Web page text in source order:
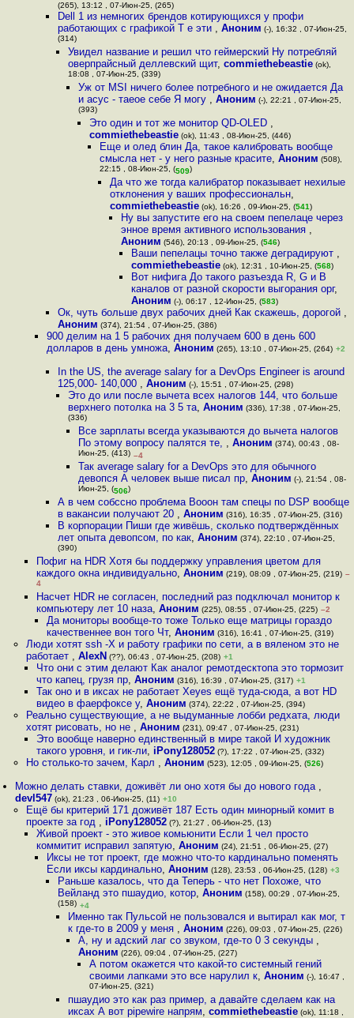
(265), 13:12 , 07-Июн-25, (265)
Dell 1 из немногих брендов котирующихся у профи
работающих с графикой Т е эти , Аноним (-), 16:32 , 07-Июн-25,
(314)
Увидел название и решил что геймерский Ну потребляй
оверпрайсный деллевский щит, commiethebeastie(ok),
18:08 , 07-Июн-25, (339)
Уж от MSI ничего более потребного и не ожидается Да
и асус - таеое себе Я могу ,Аноним (-), 22:21 , 07-Июн-25,
(393)
Это один и тот же монитор QD-OLED ,
commiethebeastie(ok), 11:43 , 08-Июн-25, (446)
Еще и олед блин Да, такое калибровать вообще
смысла нет - у него разные красите, Аноним (508),
22:15 , 08-Июн-25, (509)
Да что же тогда калибратор показывает нехилые
отклонения у ваших профессиональн,
commiethebeastie (ok), 16:26 , 09-Июн-25, (541)
Ну вы запустите его на своем пепелаце через
энное время активного использования ,
Аноним (546), 20:13 , 09-Июн-25, (546)
Ваши пепелацы точно также деградируют ,
commiethebeastie(ok), 12:31 , 10-Июн-25, (568)
Вот нифига До такого разъезда R, G и B
каналов от разной скорости выгорания орг,
Аноним (-), 06:17 , 12-Июн-25, (583)
Ок, чуть больше двух рабочих дней Как скажешь, дорогой ,
Аноним (374), 21:54 , 07-Июн-25, (386)
900 делим на 1 5 рабочих дня получаем 600 в день 600
долларов в день умножа,Аноним (265), 13:10 , 07-Июн-25, (264) +2
In the US, the average salary for a DevOps Engineer is around
125,000- 140,000 , Аноним (-), 15:51 , 07-Июн-25, (298)
Это до или после вычета всех налогов 144, что больше
верхнего потолка на 3 5 та, Аноним (336), 17:38 , 07-Июн-25,
(336)
Все зарплаты всегда указываются до вычета налогов
По этому вопросу палятся те, ,Аноним (374), 00:43 , 08-
Июн-25, (413) –4
Так average salary for a DevOps это для обычного
девопся А человек выше писал пр,Аноним (-), 21:54 , 08-
Июн-25, (506)
А в чем собссно проблема Вооон там спецы по DSP вообще
в вакансии получают 20 , Аноним (316), 16:35 , 07-Июн-25, (316)
В корпорации Пиши где живёшь, сколько подтверждённых
лет опыта девопсом, по как, Аноним (374), 22:10 , 07-Июн-25,
(390)
Пофиг на HDR Хотя бы поддержку управления цветом для
каждого окна индивидуально, Аноним (219), 08:09 , 07-Июн-25, (219) –
4
Насчет HDR не согласен, последний раз подключал монитор к
компьютеру лет 10 наза, Аноним (225), 08:55 , 07-Июн-25, (225) –2
Да мониторы вообще-то тоже Только еще матрицы гораздо
качественнее вон того Чт,Аноним (316), 16:41 , 07-Июн-25, (319)
Люди хотят ssh -X и работу графики по сети, а в вяленом это не
работает , AlexN (??), 06:43 , 07-Июн-25, (208) +1
Что они с этим делают Как аналог ремотдесктопа это тормозит
что капец, грузя пр, Аноним (316), 16:39 , 07-Июн-25, (317) +1
Так оно и в иксах не работает Xeyes ещё туда-сюда, а вот HD
видео в фаерфоксе у, Аноним (374), 22:22 , 07-Июн-25, (394)
Реально существующие, а не выдуманные лобби редхата, люди
хотят рисовать, но не , Аноним (231), 09:47 , 07-Июн-25, (231)
Это вообще наверно единственный в мире такой И художник
такого уровня, и гик-ли, iPony128052(?), 17:22 , 07-Июн-25, (332)
Но столько-то зачем, Карл , Аноним (523), 12:05 , 09-Июн-25, (526)
Можно делать ставки, доживёт ли оно хотя бы до нового года ,
devl547 (ok), 21:23 , 06-Июн-25, (11) +10
Ещё бы критерий 171 доживёт 187 Есть один минорный комит в
проекте за год , iPony128052(?), 21:27 , 06-Июн-25, (13)
Живой проект - это живое комьюнити Если 1 чел просто
коммитит исправил запятую, Аноним (24), 21:51 , 06-Июн-25, (27)
Иксы не тот проект, где можно что-то кардинально поменять
Если иксы кардинально,Аноним (128), 23:53 , 06-Июн-25, (128) +3
Раньше казалось, что да Теперь - что нет Похоже, что
Вейланд это пшаудио, котор, Аноним (158), 00:29 , 07-Июн-25,
(158) +4
Именно так Пульсой не пользовался и вытирал как мог, т
к где-то в 2009 у меня , Аноним (226), 09:03 , 07-Июн-25, (226)
А, ну и адский лаг со звуком, где-то 0 3 секунды ,
Аноним (226), 09:04 , 07-Июн-25, (227)
А потом окажется что какой-то системный гений
своими лапками это все нарулил к, Аноним (-), 16:47 ,
07-Июн-25, (321)
пшаудио это как раз пример, а давайте сделаем как на
иксах А вот pipewire напрям, commiethebeastie(ok), 11:18 ,